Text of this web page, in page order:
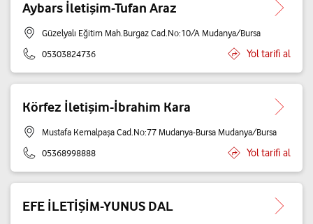
Aybars İletişim-Tufan Araz
Güzelyalı Eğitim Mah.Burgaz Cad.No:10/A Mudanya/Bursa
05303824736
Yol tarifi al
Körfez İletişim-İbrahim Kara
Mustafa Kemalpaşa Cad.No:77 Mudanya-Bursa Mudanya/Bursa
05368998888
Yol tarifi al
EFE İLETİŞİM-YUNUS DAL